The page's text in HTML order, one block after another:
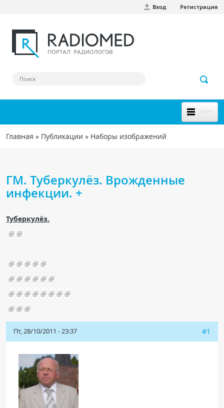
Вход Регистрация
Меню
НОВОЕ НА САЙТЕ
Форум
ОБРАЗОВАНИЕ
Видео
Вы здесь
Главная » Публикации » Наборы изображений
ГМ. Туберкулёз. Врожденные
инфекции. +
Туберкулёз.
Пт, 28/10/2011 - 23:37 #1